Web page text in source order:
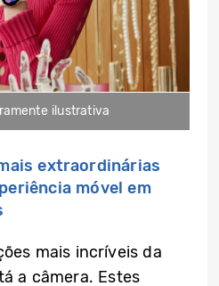
ilustrativa
extraordinárias
móvel em
mais incríveis da
a câmera. Estes